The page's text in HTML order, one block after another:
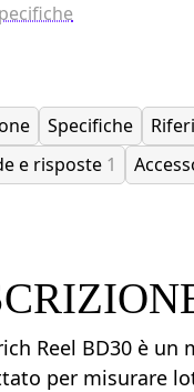
Specifiche
e risposte 1
Reel BD30 è
per misurare